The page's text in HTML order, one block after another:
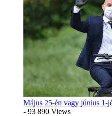
Május 25-én vagy június 1-
- 93 890 Views